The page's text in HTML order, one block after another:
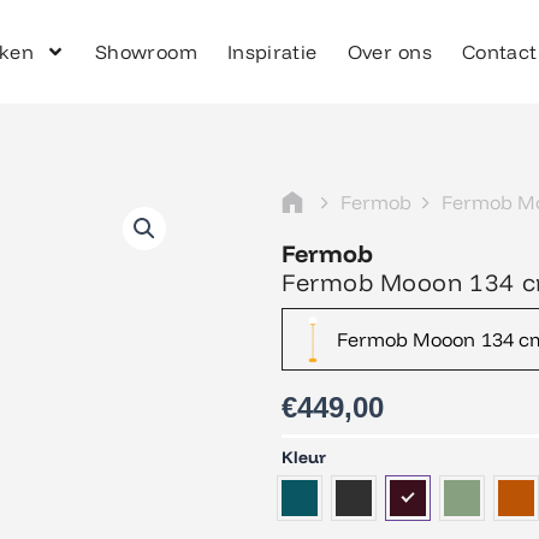
Showroom Inspiratie Over ons Contact
Fermob Fermob
Fermob
Fermob Mooon 134
Fermob Mooon 134
€449,00
Kleur
Fermob
Mooon